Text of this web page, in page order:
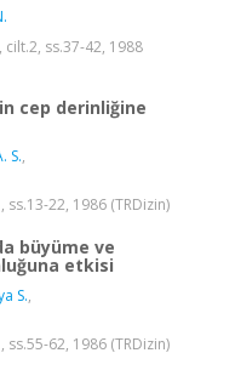
, cilt.2, ss.37-42, 1988
cep derinliğine
S.,
ss.13-22, 1986 (TRDizin)
büyüme ve
etkisi
S.,
ss.55-62, 1986 (TRDizin)